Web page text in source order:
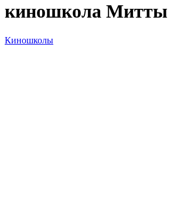
киношкола Митты
Киношколы